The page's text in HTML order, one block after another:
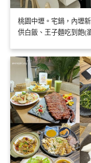
桃園中壢。宅鍋，內壢
供白飯、王子麵吃到飽(